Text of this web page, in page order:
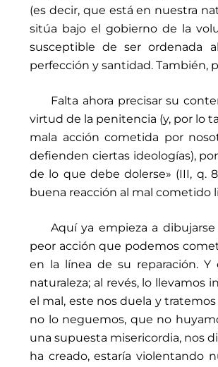
(es decir, que está en nuestra
sitúa bajo el gobierno de la
susceptible de ser ordenada
perfección y santidad. También,
Falta ahora precisar su
virtud de la penitencia (y, por lo
mala acción cometida por
defienden ciertas ideologías),
de lo que debe dolerse» (III, q.
buena reacción al mal cometido
Aquí ya empieza a
peor acción que podemos
en la línea de su reparación.
naturaleza; al revés, lo llevamos
el mal, este nos duela y
no lo neguemos, que no
una supuesta misericordia, nos
ha creado, estaría violentando